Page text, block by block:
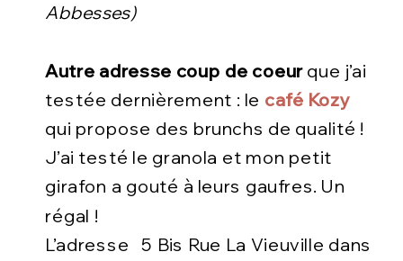
Abbesses)
Autre adresse coup de coeurque j’ai
testée dernièrement : le café Kozy
qui propose des brunchs de qualité !
J’ai testé le granola et mon petit
girafon a gouté à leurs gaufres. Un
régal !
L’adresse 5 Bis Rue La Vieuville dans